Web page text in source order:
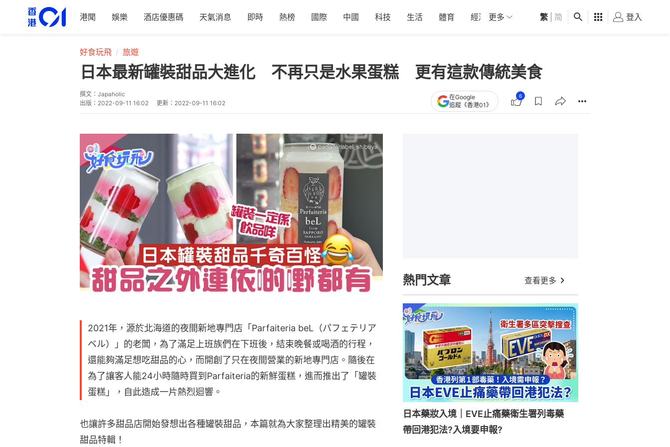
港聞 娛樂 酒店優惠碼 天氣消息 即時 熱榜 國際 中國 科技 生活 體育 經濟 01深圳 觀點 健康 好食玩飛
更多 繁 简 登入
好食玩飛 旅遊
日本最新罐裝甜品大進化 不再只是水果蛋糕 更有這款傳統美食
撰文： Japaholic
出版： 2022-09-11 16:02 更新： 2022-09-11 16:02
在Google
追蹤《香港01》
6
2021年，源於北海道的夜間新地專門店「Parfaiteria beL（パフェテリア
ベル）」的老闆，為了滿足上班族們在下班後，結束晚餐或喝酒的行程，
還能夠滿足想吃甜品的心，而開創了只在夜間營業的新地專門店。隨後在
為了讓客人能24小時隨時買到Parfaiteria的新鮮蛋糕，進而推出了「罐裝
蛋糕」，自此造成一片熱烈迴響。
也讓許多甜品店開始發想出各種罐裝甜品，本篇就為大家整理出精美的罐裝
甜品特輯！
熱門文章 查看更多
日本藥妝入境｜EVE止痛藥衛生署列毒藥
帶回港犯法?入境要申報?